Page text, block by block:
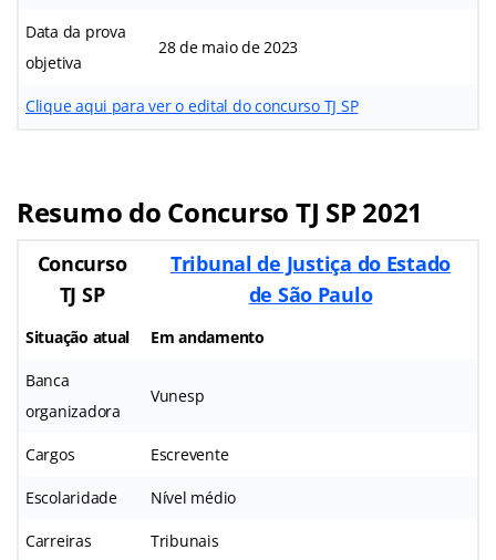
Data da prova
objetiva
28 de maio de 2023
Clique aqui para ver o edital do concurso TJ SP
Resumo do Concurso TJ SP 2021
Concurso
TJ SP
Tribunal de Justiça do Estado
de São Paulo
Situação atual Em andamento
Banca
organizadora
Vunesp
Cargos Escrevente
Escolaridade Nível médio
Carreiras Tribunais